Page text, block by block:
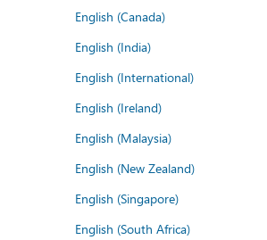
English (Canada)
English (India)
English (International)
English (Ireland)
English (Malaysia)
English (New Zealand)
English (Singapore)
English (South Africa)